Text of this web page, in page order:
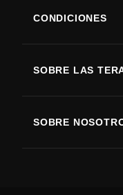
CONDICIONES
Enfermedad de
Artritis
SOBRE LAS
SOBRE